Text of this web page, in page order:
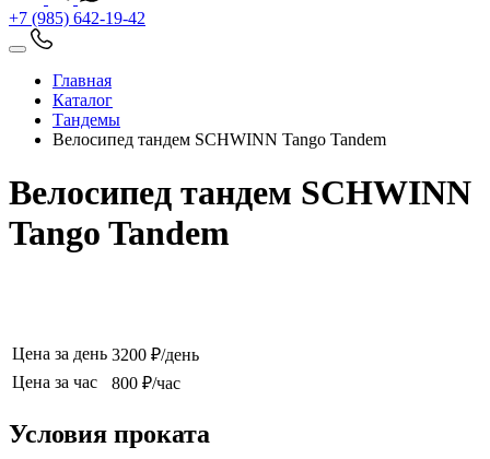
+7 (985) 642-19-42
Главная
Каталог
Тандемы
Велосипед тандем SCHWINN Tango Tandem
Велосипед тандем SCHWINN
Tango Tandem
Цена за день 3200 ₽/день
Цена за час
800 ₽/час
Условия проката